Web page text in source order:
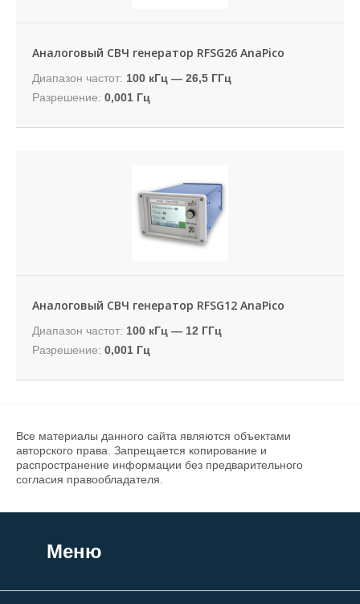
Аналоговый СВЧ генератор RFSG26 AnaPico
Диапазон частот: 100 кГц — 26,5 ГГц
Разрешение: 0,001 Гц
Аналоговый СВЧ генератор RFSG12 AnaPico
Диапазон частот: 100 кГц — 12 ГГц
Разрешение: 0,001 Гц
Все материалы данного сайта являются объектами
авторского права. Запрещается копирование и
распространение информации без предварительного
согласия правообладателя.
Меню